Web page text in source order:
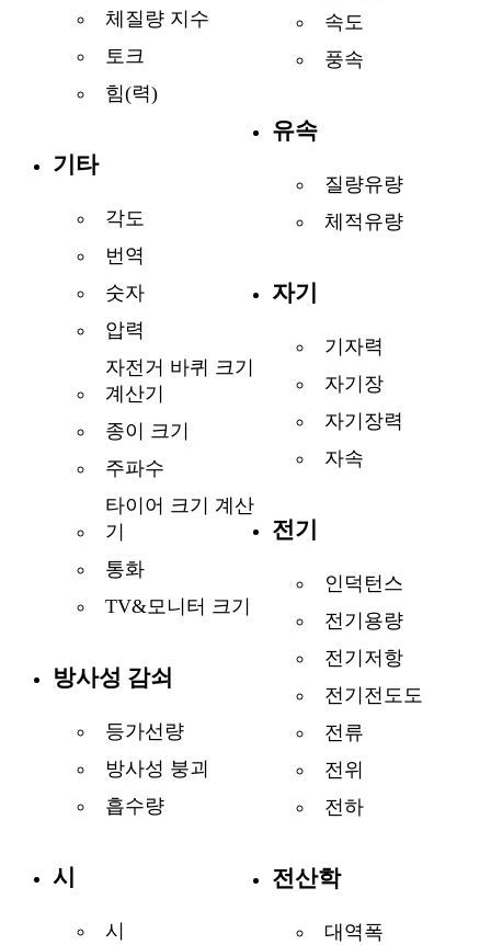
체질량 지수
토크
힘(력)
기타
각도
번역
숫자
압력
자전거 바퀴 크기
계산기
종이 크기
주파수
타이어 크기 계산
기
통화
TV&모니터 크기
방사성 감쇠
등가선량
방사성 붕괴
흡수량
시
시
속도
풍속
유속
질량유량
체적유량
자기
기자력
자기장
자기장력
자속
전기
인덕턴스
전기용량
전기저항
전기전도도
전류
전위
전하
전산학
대역폭